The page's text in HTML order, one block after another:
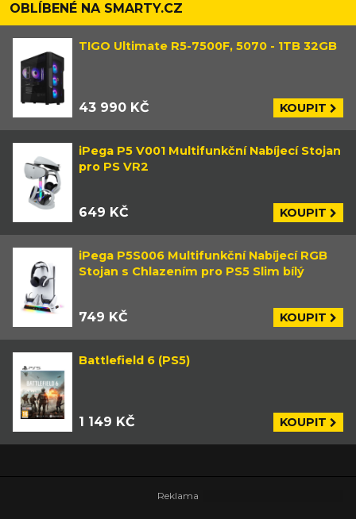
OBLÍBENÉ NA SMARTY.CZ
TIGO Ultimate R5-7500F, 5070 - 1TB 32GB
43 990 KČ KOUPIT
iPega P5 V001 Multifunkční Nabíjecí Stojan
pro PS VR2
649 KČ KOUPIT
iPega P5S006 Multifunkční Nabíjecí RGB
Stojan s Chlazením pro PS5 Slim bílý
749 KČ KOUPIT
Battlefield 6 (PS5)
1 149 KČ KOUPIT